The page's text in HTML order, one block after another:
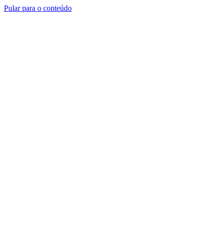
Pular para o conteúdo